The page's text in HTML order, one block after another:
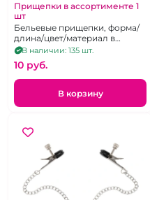
Прищепки в ассортименте 1
шт
Бельевые прищепки, форма/
длина/цвет/материал в
ассортименте
В наличии: 135 шт.
10 pуб.
В корзину